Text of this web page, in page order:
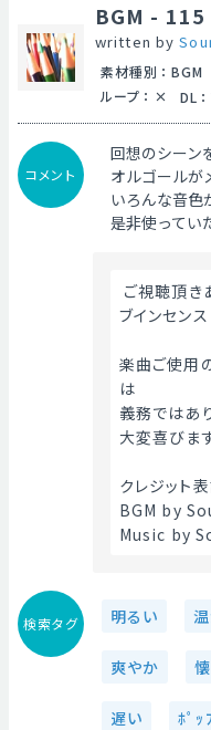
BGM - 115
written by
素材種別 ： BGM
ループ ： DL ：
コメント
回想のシーン
オルゴールが
いろんな音色
是非使ってい
ブインセンス
楽曲ご使用
は
義務ではあ
大変喜びま
クレジット
BGM by
Music by
検索タグ 明るい
爽やか
遅い ﾎﾟｯ